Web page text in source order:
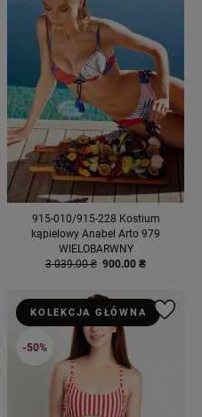
915-010/915-228 Kostium
kąpielowy Anabel Arto 979
WIELOBARWNY
3 039.00 ₴ 900.00 ₴
KOLEKCJA GŁÓWNA
-50%